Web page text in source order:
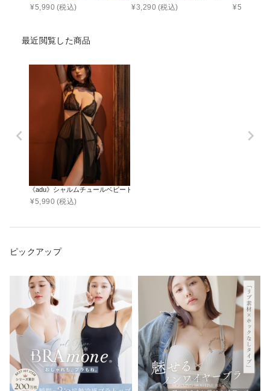
¥5,990 (税込) ¥3,290 (税込) ¥5,790
最近閲覧した商品
《adu》シャルムチュールベビードール＆サイドリボンTバックショーツ＆レー
¥5,990 (税込)
ピックアップ